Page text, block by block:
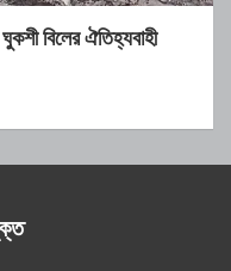
ঘুকশী বিলের ঐতিহ্যবাহী